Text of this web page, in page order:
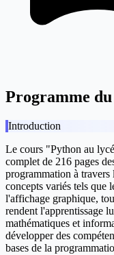
Programme
Introduction
Le cours "Python au
complet de 216 pages
programmation à
concepts variés tels que
l'affichage graphique,
rendent l'apprentissage
mathématiques et
développer des
bases de la